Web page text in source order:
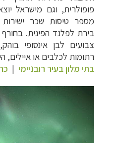
פופולרית, וגם מישראל
מספר טיסות שכר
בירת לפלנד הפינית.
צבועים לבן אינסופי
רתומות לכלבים או איילים,
בתי מלון בעיר רובניימי |